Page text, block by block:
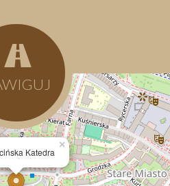
Katedra
×